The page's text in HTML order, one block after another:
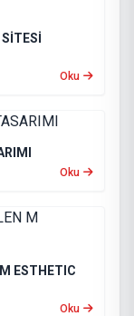
SİTESİ
Oku
Oku
ESTHETIC
Oku